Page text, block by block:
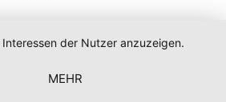
der Nutzer anzuzeigen.
MEHR